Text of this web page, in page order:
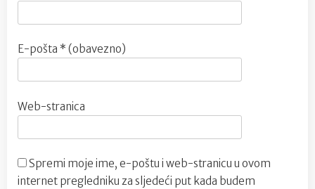
E-pošta * (obavezno)
Web-stranica
Spremi moje ime, e-poštu i web-stranicu u ovom
internet pregledniku za sljedeći put kada budem